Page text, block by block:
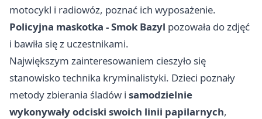
motocykl i radiowóz, poznać ich wyposażenie.
Policyjna maskotka - Smok Bazyl pozowała do zdjęć
i bawiła się z uczestnikami.
Największym zainteresowaniem cieszyło się
stanowisko technika kryminalistyki. Dzieci poznały
metody zbierania śladów i samodzielnie
wykonywały odciski swoich linii papilarnych,